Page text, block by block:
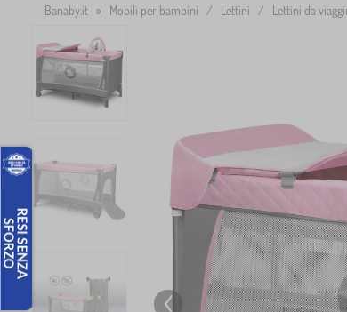
Banaby.it » Mobili per bambini / Lettini / Lettini da